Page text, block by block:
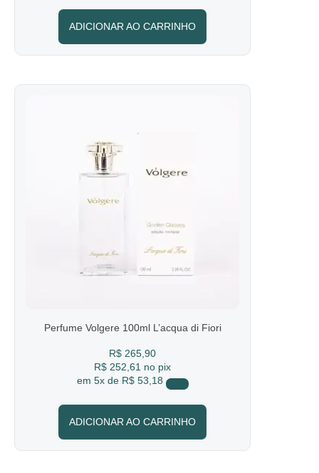
ADICIONAR AO CARRINHO
Perfume Volgere 100ml L’acqua di Fiori
R$ 265,90
R$ 252,61 no pix
em 5x deR$ 53,18
ADICIONAR AO CARRINHO